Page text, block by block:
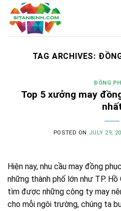
Skip
content
TAG ARCHIVES:
ĐỒNG
Top 5 xưởng may
POSTED ON JULY 29,
Hiện nay, nhu cầu may đồng
những thành phố lớn như TP. Hồ
tìm được những công ty may
cho mỗi ngôi trường, chúng ta